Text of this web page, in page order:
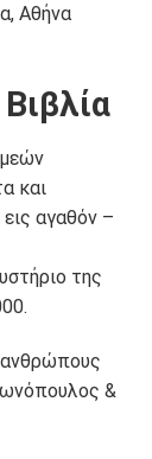
Αθήνα
και
αγαθόν –
της
&